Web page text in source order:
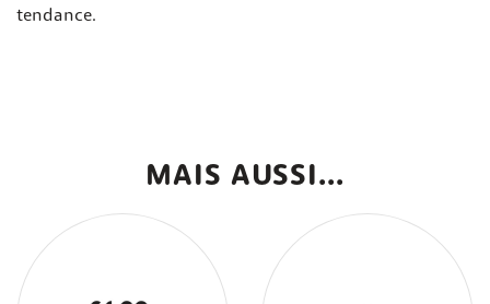
tendance.
MAIS AUSSI...